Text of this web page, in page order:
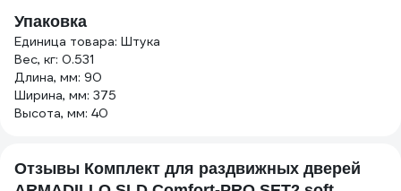
Упаковка
Единица товара: Штука
Вес, кг: 0.531
Длина, мм: 90
Ширина, мм: 375
Высота, мм: 40
Отзывы Комплект для раздвижных дверей